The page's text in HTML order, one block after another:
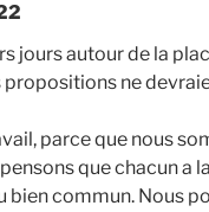
jours autour de la
ne
parce que nous
que chacun a
bien commun. Nous